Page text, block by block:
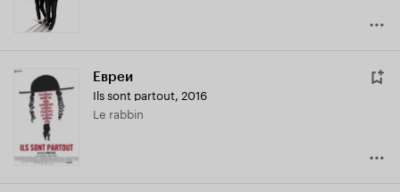
Евреи
Ils sont partout, 2016
Le rabbin